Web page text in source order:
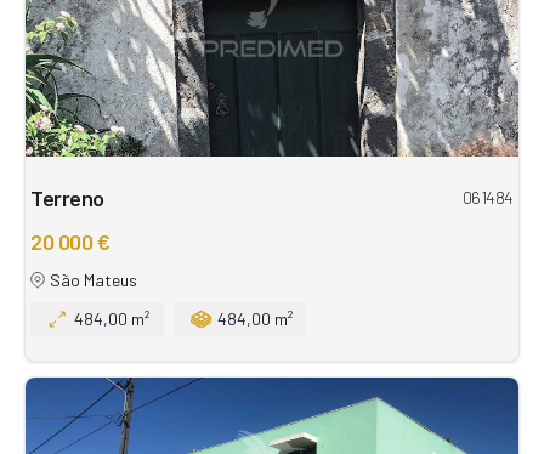
Terreno 061484
20 000 €
São Mateus
484,00 m²
484,00 m²